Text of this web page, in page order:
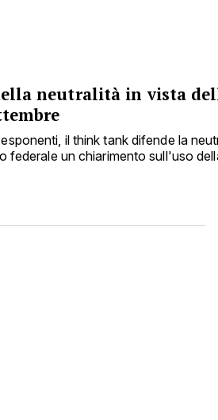
neutralità in vista
il think tank difende la
federale un chiarimento sull'uso